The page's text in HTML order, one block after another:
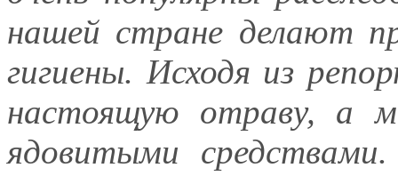
нашей стране делают
гигиены. Исходя из
настоящую отраву, а
ядовитыми